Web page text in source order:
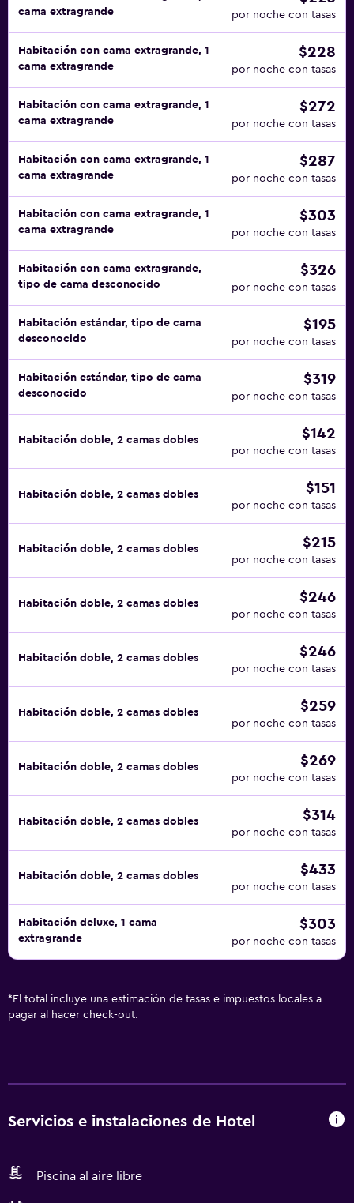
cama extragrande
por noche con tasas
Habitación con cama extragrande, 1
cama extragrande
$228
por noche con tasas
Habitación con cama extragrande, 1
cama extragrande
$272
por noche con tasas
Habitación con cama extragrande, 1
cama extragrande
$287
por noche con tasas
Habitación con cama extragrande, 1
cama extragrande
$303
por noche con tasas
Habitación con cama extragrande,
tipo de cama desconocido
$326
por noche con tasas
Habitación estándar, tipo de cama
desconocido
$195
por noche con tasas
Habitación estándar, tipo de cama
desconocido
$319
por noche con tasas
Habitación doble, 2 camas dobles $142
por noche con tasas
Habitación doble, 2 camas dobles $151
por noche con tasas
Habitación doble, 2 camas dobles $215
por noche con tasas
Habitación doble, 2 camas dobles $246
por noche con tasas
Habitación doble, 2 camas dobles $246
por noche con tasas
Habitación doble, 2 camas dobles $259
por noche con tasas
Habitación doble, 2 camas dobles $269
por noche con tasas
Habitación doble, 2 camas dobles $314
por noche con tasas
Habitación doble, 2 camas dobles $433
por noche con tasas
Habitación deluxe, 1 cama
extragrande
$303
por noche con tasas
* El total incluye una estimación de tasas e impuestos locales a
pagar al hacer check-out.
Servicios e instalaciones de Hotel
Piscina al aire libre